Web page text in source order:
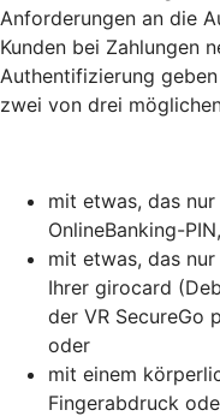
Anforderungen an die
Kunden bei Zahlungen
Authentifizierung
zwei von drei
mit etwas, das
OnlineBanking-PIN,
mit etwas, das
Ihrer girocard
der VR SecureGo
oder
mit einem
Fingerabdruck